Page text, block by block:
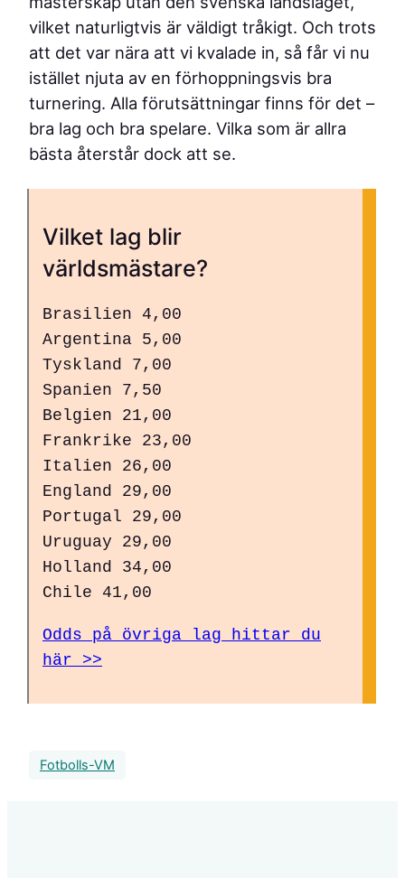
vilket naturligtvis är väldigt tråkigt. Och trots
att det var nära att vi kvalade in, så får vi nu
istället njuta av en förhoppningsvis bra
turnering. Alla förutsättningar finns för det –
bra lag och bra spelare. Vilka som är allra
bästa återstår dock att se.
Vilket lag blir
världsmästare?
Brasilien 4,00
Argentina 5,00
Tyskland 7,00
Spanien 7,50
Belgien 21,00
Frankrike 23,00
Italien 26,00
England 29,00
Portugal 29,00
Uruguay 29,00
Holland 34,00
Chile 41,00
Odds på övriga lag hittar du
här >>
Fotbolls-VM